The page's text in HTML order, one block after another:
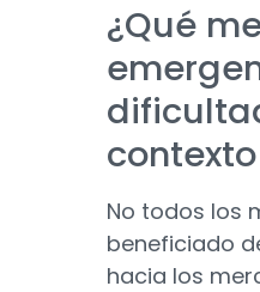
¿Qué
No todos los
beneficiado
hacia los